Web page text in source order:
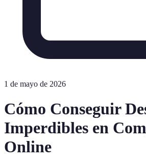
1 de mayo de 2026
Cómo Conseguir
Imperdibles en
Online